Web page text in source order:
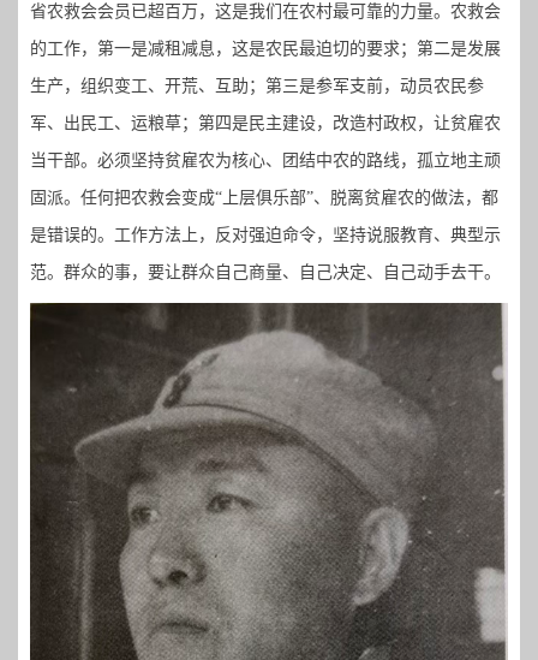
省农救会会员已超百万，这是我们在农村最可靠的力量。农救会
的工作，第一是减租减息，这是农民最迫切的要求；第二是发展
生产，组织变工、开荒、互助；第三是参军支前，动员农民参
军、出民工、运粮草；第四是民主建设，改造村政权，让贫雇农
当干部。必须坚持贫雇农为核心、团结中农的路线，孤立地主顽
固派。任何把农救会变成“上层俱乐部”、脱离贫雇农的做法，都
是错误的。工作方法上，反对强迫命令，坚持说服教育、典型示
范。群众的事，要让群众自己商量、自己决定、自己动手去干。